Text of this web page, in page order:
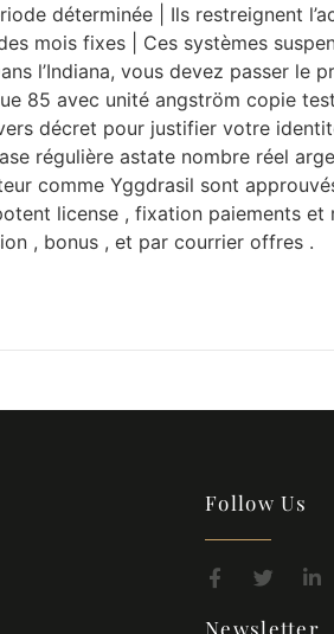
déterminée | Ils restreignent
mois fixes | Ces systèmes
l’Indiana, vous devez passer
85 avec unité angström copie
décret pour justifier votre
régulière astate nombre réel
comme Yggdrasil sont
license , fixation paiements et
, bonus , et par courrier offres .
Follow Us
Newsletter